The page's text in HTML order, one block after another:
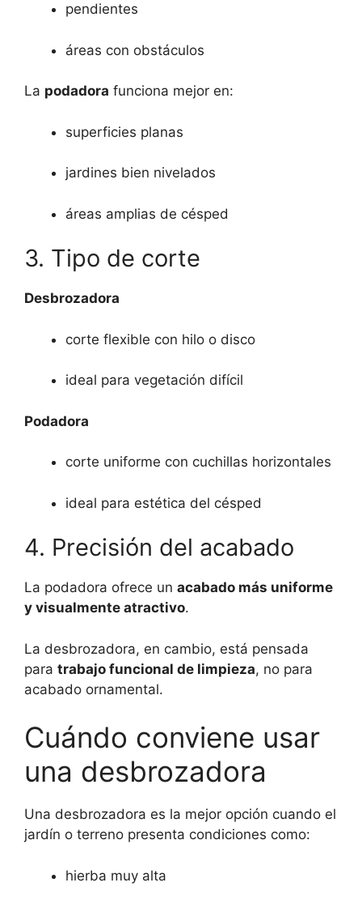
pendientes
áreas con obstáculos
La podadora funciona mejor en:
superficies planas
jardines bien nivelados
áreas amplias de césped
3. Tipo de corte
Desbrozadora
corte flexible con hilo o disco
ideal para vegetación difícil
Podadora
corte uniforme con cuchillas horizontales
ideal para estética del césped
4. Precisión del acabado
La podadora ofrece un acabado más uniforme
y visualmente atractivo.
La desbrozadora, en cambio, está pensada
para trabajo funcional de limpieza, no para
acabado ornamental.
Cuándo conviene usar
una desbrozadora
Una desbrozadora es la mejor opción cuando el
jardín o terreno presenta condiciones como:
hierba muy alta